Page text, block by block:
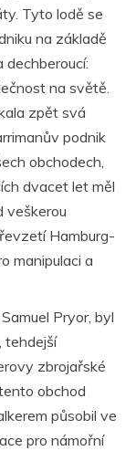
Tyto lodě se
na základě
dechberoucí:
na světě.
zpět svá
podnik
obchodech,
dvacet let měl
veškerou
Hamburg-
manipulaci a
Pryor, byl
tehdejší
zbrojařské
obchod
působil ve
pro námořní